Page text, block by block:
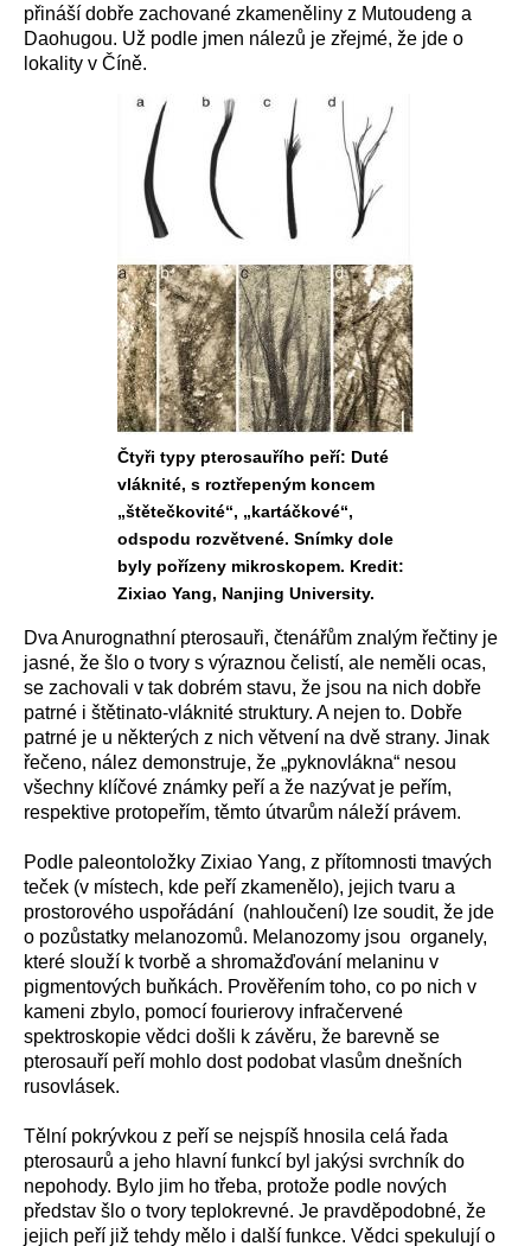
přináší dobře zachované zkameněliny z Mutoudeng a
Daohugou. Už podle jmen nálezů je zřejmé, že jde o
lokality v Číně.
Čtyři typy pterosauřího peří: Duté
vláknité, s roztřepeným koncem
„štětečkovité“, „kartáčkové“,
odspodu rozvětvené. Snímky dole
byly pořízeny mikroskopem. Kredit:
Zixiao Yang, Nanjing University.
Dva Anurognathní pterosauři, čtenářům znalým řečtiny je
jasné, že šlo o tvory s výraznou čelistí, ale neměli ocas,
se zachovali v tak dobrém stavu, že jsou na nich dobře
patrné i štětinato-vláknité struktury. A nejen to. Dobře
patrné je u některých z nich větvení na dvě strany. Jinak
řečeno, nález demonstruje, že „pyknovlákna“ nesou
všechny klíčové známky peří a že nazývat je peřím,
respektive protopeřím, těmto útvarům náleží právem.
Podle paleontoložky Zixiao Yang, z přítomnosti tmavých
teček (v místech, kde peří zkamenělo), jejich tvaru a
prostorového uspořádání (nahloučení) lze soudit, že jde
o pozůstatky melanozomů. Melanozomy jsou organely,
které slouží k tvorbě a shromažďování melaninu v
pigmentových buňkách. Prověřením toho, co po nich v
kameni zbylo, pomocí fourierovy infračervené
spektroskopie vědci došli k závěru, že barevně se
pterosauří peří mohlo dost podobat vlasům dnešních
rusovlásek.
Tělní pokrývkou z peří se nejspíš hnosila celá řada
pterosaurů a jeho hlavní funkcí byl jakýsi svrchník do
nepohody. Bylo jim ho třeba, protože podle nových
představ šlo o tvory teplokrevné. Je pravděpodobné, že
jejich peří již tehdy mělo i další funkce. Vědci spekulují o